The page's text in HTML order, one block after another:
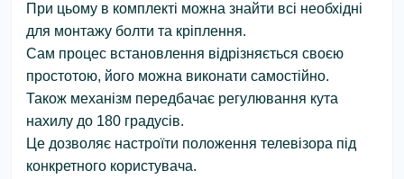
При цьому в комплекті можна знайти всі необхідні
для монтажу болти та кріплення.
Сам процес встановлення відрізняється своєю
простотою, його можна виконати самостійно.
Також механізм передбачає регулювання кута
нахилу до 180 градусів.
Це дозволяє настроїти положення телевізора під
конкретного користувача.